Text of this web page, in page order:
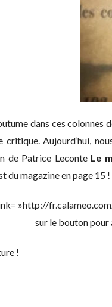
dans ces colonnes
critique. Aujourd’hui,
de Patrice Leconte Le
du magazine en page 15
»http://
sur le bouton pour
!